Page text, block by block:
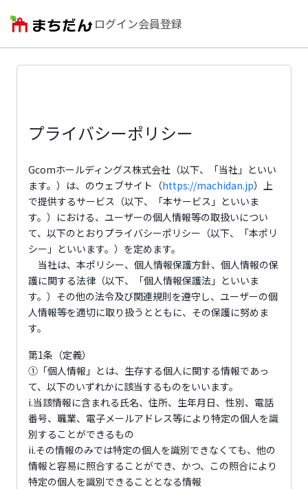
ログイン会員登録
プライバシーポリシー
Gcomホールディングス株式会社（以下、「当社」といい
ます。）は、のウェブサイト（https://machidan.jp）上
で提供するサービス（以下、「本サービス」といいま
す。）における、ユーザーの個人情報等の取扱いについ
て、以下のとおりプライバシーポリシー（以下、「本ポリ
シー」といいます。）を定めます。
当社は、本ポリシー、個人情報保護方針、個人情報の保
護に関する法律（以下、「個人情報保護法」といいま
す。）その他の法令及び関連規則を遵守し、ユーザーの個
人情報等を適切に取り扱うとともに、その保護に努めま
す。
第1条（定義）
①「個人情報」とは、生存する個人に関する情報であっ
て、以下のいずれかに該当するものをいいます。
i.当該情報に含まれる氏名、住所、生年月日、性別、電話
番号、職業、電子メールアドレス等により特定の個人を識
別することができるもの
ii.その情報のみでは特定の個人を識別できなくても、他の
情報と容易に照合することができ、かつ、この照合により
特定の個人を識別できることとなる情報